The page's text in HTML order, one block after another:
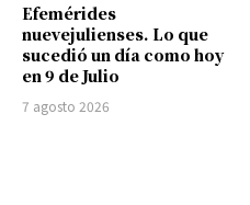
Efemérides
nuevejulienses. Lo que
sucedió un día como hoy
en 9 de Julio
7 agosto 2026